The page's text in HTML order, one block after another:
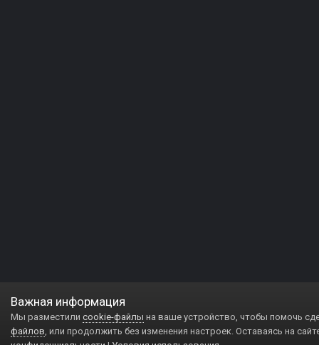
Важная информация
Мы разместили cookie-файлы на ваше устройство, чтобы помочь
файлов, или продолжить без изменения настроек. Оставаясь на